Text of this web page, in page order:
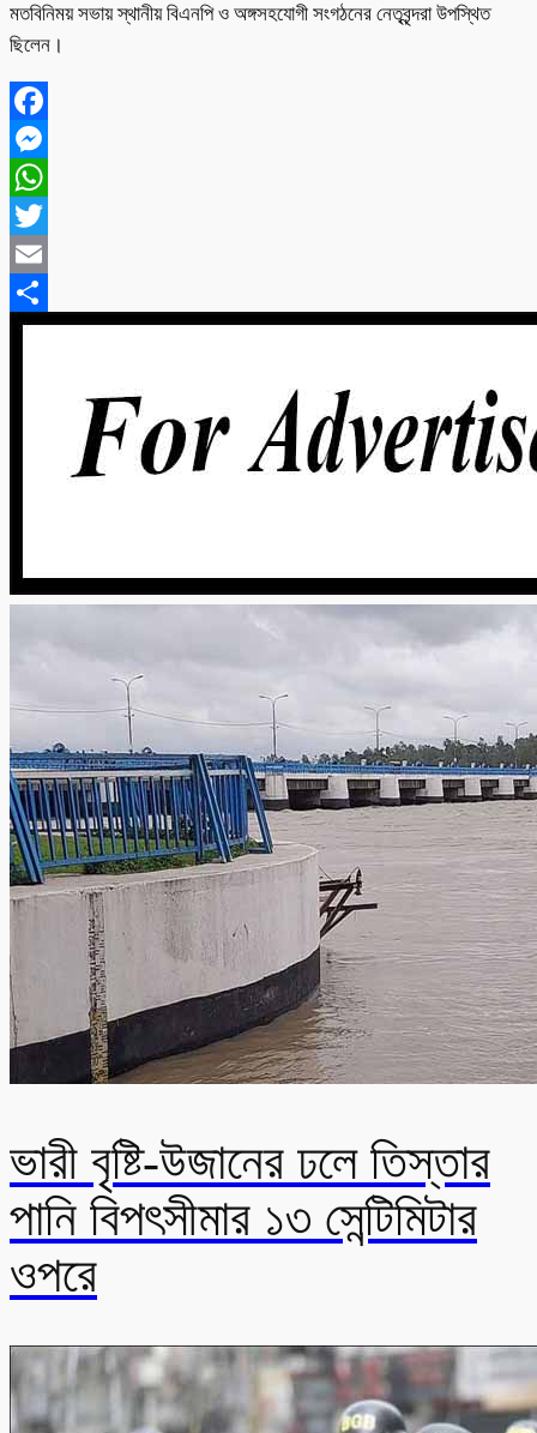
মতবিনিময় সভায় স্থানীয় বিএনপি ও অঙ্গসহযোগী সংগঠনের নেতৃবৃন্দরা উপস্থিত
ছিলেন।
Facebook
Messenger
WhatsApp
Twitter
Email
Share
ভারী বৃষ্টি-উজানের ঢলে তিস্তার
পানি বিপৎসীমার ১৩ সেন্টিমিটার
ওপরে